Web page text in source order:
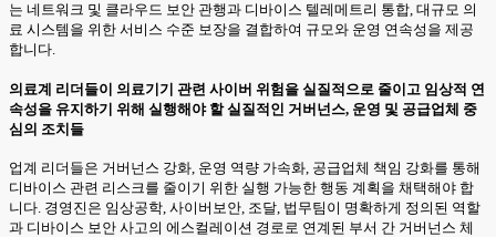
는 네트워크 및 클라우드 보안 관행과 디바이스 텔레메트리 통합, 대규모 의
료 시스템을 위한 서비스 수준 보장을 결합하여 규모와 운영 연속성을 제공
합니다.
의료계 리더들이 의료기기 관련 사이버 위험을 실질적으로 줄이고 임상적 연
속성을 유지하기 위해 실행해야 할 실질적인 거버넌스, 운영 및 공급업체 중
심의 조치들
업계 리더들은 거버넌스 강화, 운영 역량 가속화, 공급업체 책임 강화를 통해
디바이스 관련 리스크를 줄이기 위한 실행 가능한 행동 계획을 채택해야 합
니다. 경영진은 임상공학, 사이버보안, 조달, 법무팀이 명확하게 정의된 역할
과 디바이스 보안 사고의 에스컬레이션 경로로 연계된 부서 간 거버넌스 체